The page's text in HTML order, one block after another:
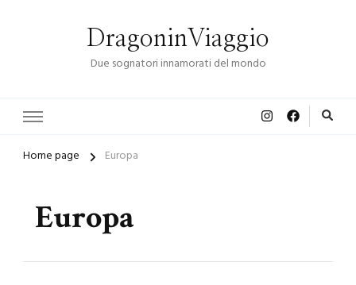
DragoninViaggio
Due sognatori innamorati del mondo
Home page Europa
Europa